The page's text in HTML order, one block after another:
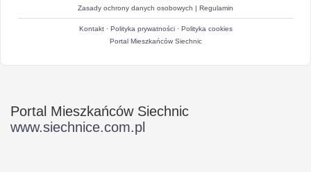
Zasady ochrony danych osobowych | Regulamin
Kontakt· Polityka prywatności· Polityka cookies
Portal Mieszkańców Siechnic
Portal Mieszkańców Siechnic
www.siechnice.com.pl